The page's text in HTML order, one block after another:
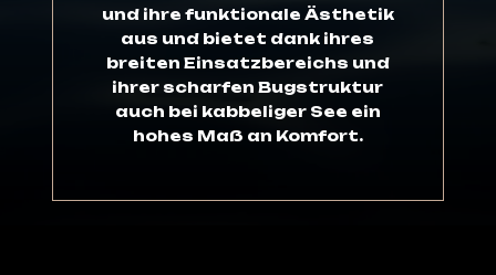
und ihre funktionale Ästhetik
aus und bietet dank ihres
breiten Einsatzbereichs und
ihrer scharfen Bugstruktur
auch bei kabbeliger See ein
hohes Maß an Komfort.